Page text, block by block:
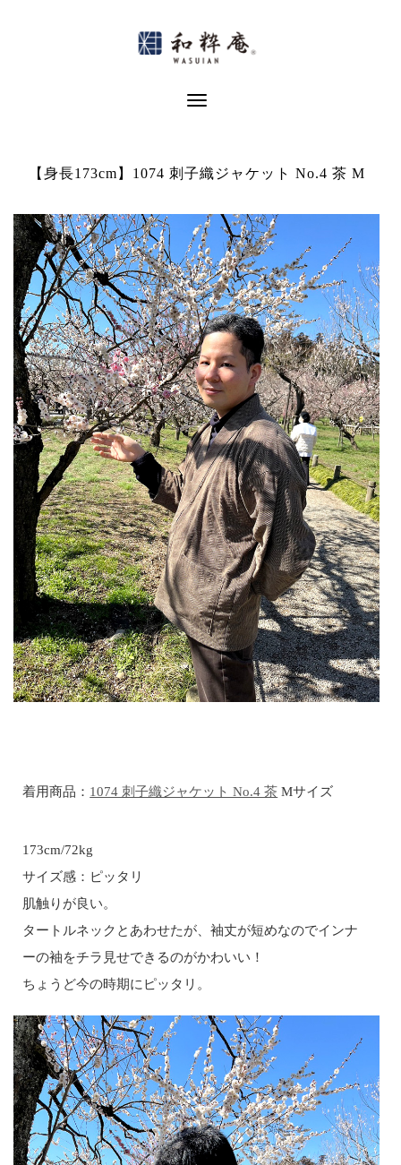
Toggle Navigation
【身長173cm】1074 刺子織ジャケット No.4 茶 M
着用商品： 1074 刺子織ジャケット No.4 茶 Mサイズ
173cm/72kg
サイズ感：ピッタリ
肌触りが良い。
タートルネックとあわせたが、袖丈が短めなのでインナ
ーの袖をチラ見せできるのがかわいい！
ちょうど今の時期にピッタリ。